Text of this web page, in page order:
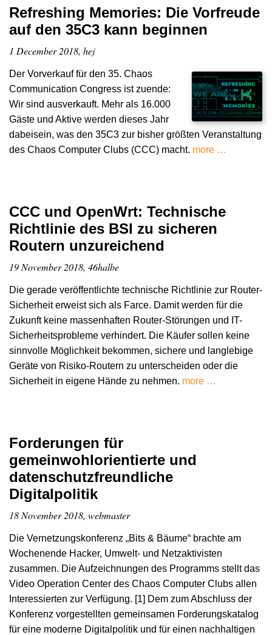
Refreshing Memories: Die Vorfreude
auf den 35C3 kann beginnen
1 December 2018, hej
Der Vorverkauf für den 35. Chaos
Communication Congress ist zuende:
Wir sind ausverkauft. Mehr als 16.000
Gäste und Aktive werden dieses Jahr
dabeisein, was den 35C3 zur bisher größten Veranstaltung
des Chaos Computer Clubs (CCC) macht. more …
CCC und OpenWrt: Technische
Richtlinie des BSI zu sicheren
Routern unzureichend
19 November 2018, 46halbe
Die gerade veröffentlichte technische Richtlinie zur Router-
Sicherheit erweist sich als Farce. Damit werden für die
Zukunft keine massenhaften Router-Störungen und IT-
Sicherheitsprobleme verhindert. Die Käufer sollen keine
sinnvolle Möglichkeit bekommen, sichere und langlebige
Geräte von Risiko-Routern zu unterscheiden oder die
Sicherheit in eigene Hände zu nehmen. more …
Forderungen für
gemeinwohlorientierte und
datenschutzfreundliche
Digitalpolitik
18 November 2018, webmaster
Die Vernetzungskonferenz „Bits & Bäume“ brachte am
Wochenende Hacker, Umwelt- und Netzaktivisten
zusammen. Die Aufzeichnungen des Programms stellt das
Video Operation Center des Chaos Computer Clubs allen
Interessierten zur Verfügung. [1] Dem zum Abschluss der
Konferenz vorgestellten gemeinsamen Forderungskatalog
für eine moderne Digitalpolitik und für einen nachhaltigen